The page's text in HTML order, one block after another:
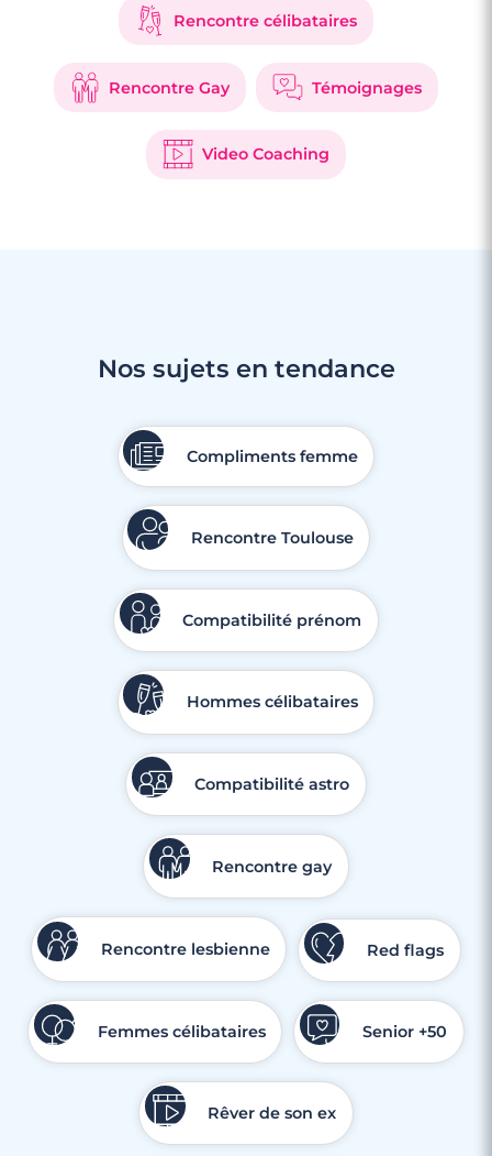
Rencontre célibataires
Rencontre Gay Témoignages
Video Coaching
Nos sujets en tendance
Compliments femme
Rencontre Toulouse
Compatibilité prénom
Hommes célibataires
Compatibilité astro
Rencontre gay
Rencontre lesbienne Red flags
Femmes célibataires Senior +50
Rêver de son ex